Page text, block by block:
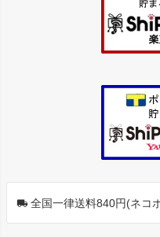
全国一律送料840円(ネコ